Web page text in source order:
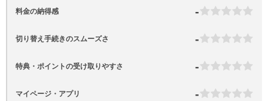
料金の納得感 -
切り替え手続きのスムーズさ -
特典・ポイントの受け取りやすさ -
マイページ・アプリ -